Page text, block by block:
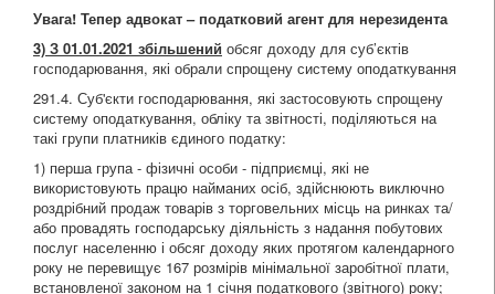
Увага! Тепер адвокат – податковий агент для нерезидента
3) З 01.01.2021 збільшений обсяг доходу для суб’єктів
господарювання, які обрали спрощену систему оподаткування
291.4. Суб'єкти господарювання, які застосовують спрощену
систему оподаткування, обліку та звітності, поділяються на
такі групи платників єдиного податку:
1) перша група - фізичні особи - підприємці, які не
використовують працю найманих осіб, здійснюють виключно
роздрібний продаж товарів з торговельних місць на ринках та/
або провадять господарську діяльність з надання побутових
послуг населенню і обсяг доходу яких протягом календарного
року не перевищує 167 розмірів мінімальної заробітної плати,
встановленої законом на 1 січня податкового (звітного) року;